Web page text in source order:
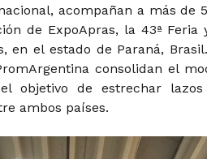
acompañan a más de
de ExpoApras, la 43ª Feria
en el estado de Paraná,
consolidan el
objetivo de estrechar
ambos países.